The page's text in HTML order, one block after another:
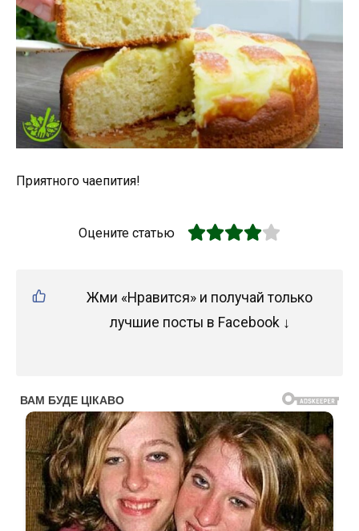
Приятного чаепития!
Оцените статью
Жми «Нравится» и получай только
лучшие посты в Facebook ↓